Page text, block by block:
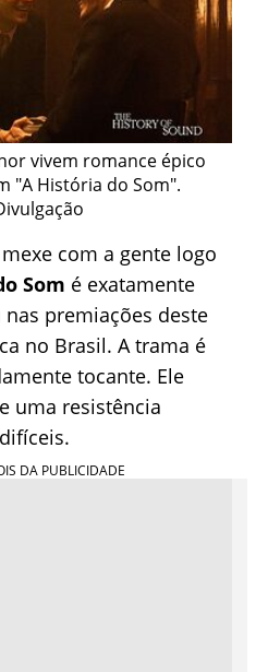
vivem romance épico
"A História do Som".
com a gente logo
Som é exatamente
premiações deste
no Brasil. A trama é
tocante. Ele
uma resistência